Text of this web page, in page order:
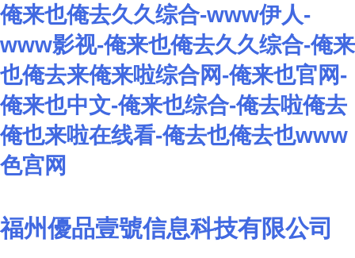
俺来也俺去久久综合-www伊人-
www影视-俺来也俺去久久综合-俺来
也俺去来俺来啦综合网-俺来也官网-
俺来也中文-俺来也综合-俺去啦俺去
俺也来啦在线看-俺去也俺去也www
色宫网
福州優品壹號信息科技有限公司